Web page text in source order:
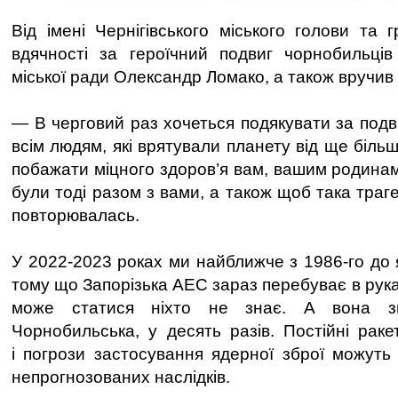
Від імені Чернігівського міського голови та
вдячності за героїчний подвиг
міської ради Олександр Ломако, а також вручив
— В черговий раз хочеться подякувати за
всім людям, які врятували планету від ще
побажати міцного здоров’я вам, вашим
були тоді разом з вами, а також щоб така
повторювалась.
У 2022-2023 роках ми найближче з 1986-го до
тому що Запорізька АЕС зараз перебуває в
може статися ніхто не знає. А вона
Чорнобильська, у десять разів. Постійні
і погрози застосування ядерної зброї
непрогнозованих наслідків.